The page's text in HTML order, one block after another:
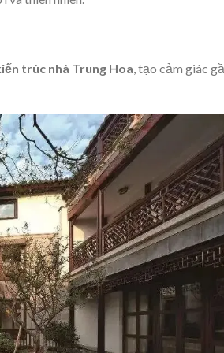
trúc nhà Trung Hoa, tạo cảm giác